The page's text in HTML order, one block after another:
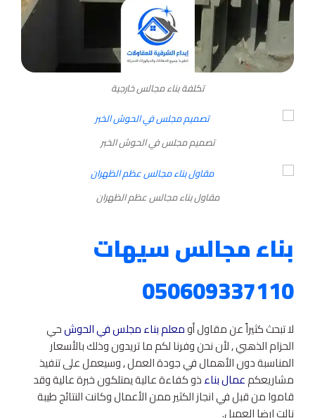
تكلفة بناء مجالس خارجية
تصميم مجلس في الحوش الخبر
مقاول بناء مجالس عظم الظهران
بناء مجالس سيهات
050609337110
لا تبحث كثيراً عن مقاول أومعلم بناء مجلس في الحوشحي
الحزام الذهبي , لأن نحن وفرنا لكم ما تريدون وذلك بالأسعار
المناسبة دون الأهمال في جودة العمل , وسيعمل على تنفيذ
مشاريعكمعمال بناءذو كفاءة عالية يمتلكون خبرة عالية وقد
قاموا من قبل في انجاز الكثير ممن الأعمال وكانت النتائج طيبة
نالت ارضا العميل.